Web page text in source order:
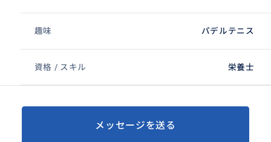
趣味 パデルテニス
資格 / スキル 栄養士
メッセージを送る